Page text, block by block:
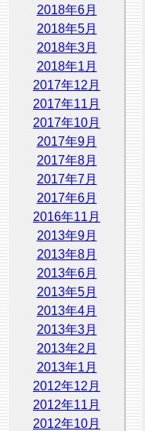
2018年6月
2018年5月
2018年3月
2018年1月
2017年12月
2017年11月
2017年10月
2017年9月
2017年8月
2017年7月
2017年6月
2016年11月
2013年9月
2013年8月
2013年6月
2013年5月
2013年4月
2013年3月
2013年2月
2013年1月
2012年12月
2012年11月
2012年10月